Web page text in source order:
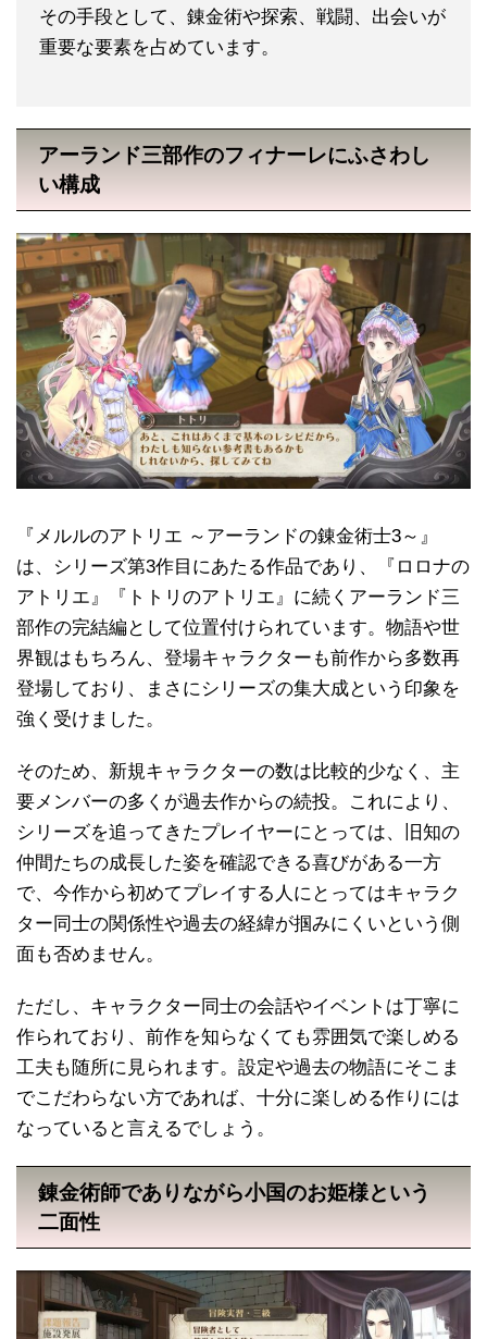
その手段として、錬金術や探索、戦闘、出会いが
重要な要素を占めています。
アーランド三部作のフィナーレにふさわし
い構成
『メルルのアトリエ ～アーランドの錬金術士3～』
は、シリーズ第3作目にあたる作品であり、『ロロナの
アトリエ』『トトリのアトリエ』に続くアーランド三
部作の完結編として位置付けられています。物語や世
界観はもちろん、登場キャラクターも前作から多数再
登場しており、まさにシリーズの集大成という印象を
強く受けました。
そのため、新規キャラクターの数は比較的少なく、主
要メンバーの多くが過去作からの続投。これにより、
シリーズを追ってきたプレイヤーにとっては、旧知の
仲間たちの成長した姿を確認できる喜びがある一方
で、今作から初めてプレイする人にとってはキャラク
ター同士の関係性や過去の経緯が掴みにくいという側
面も否めません。
ただし、キャラクター同士の会話やイベントは丁寧に
作られており、前作を知らなくても雰囲気で楽しめる
工夫も随所に見られます。設定や過去の物語にそこま
でこだわらない方であれば、十分に楽しめる作りには
なっていると言えるでしょう。
錬金術師でありながら小国のお姫様という
二面性